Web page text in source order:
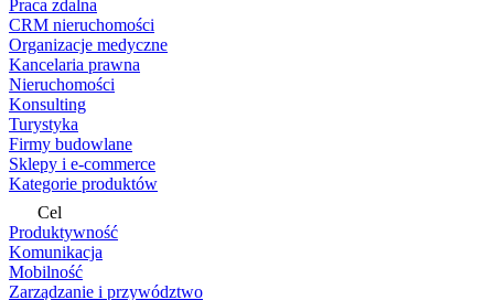
Praca zdalna
CRM nieruchomości
Organizacje medyczne
Kancelaria prawna
Nieruchomości
Konsulting
Turystyka
Firmy budowlane
Sklepy i e-commerce
Kategorie produktów
Cel
Produktywność
Komunikacja
Mobilność
Zarządzanie i przywództwo